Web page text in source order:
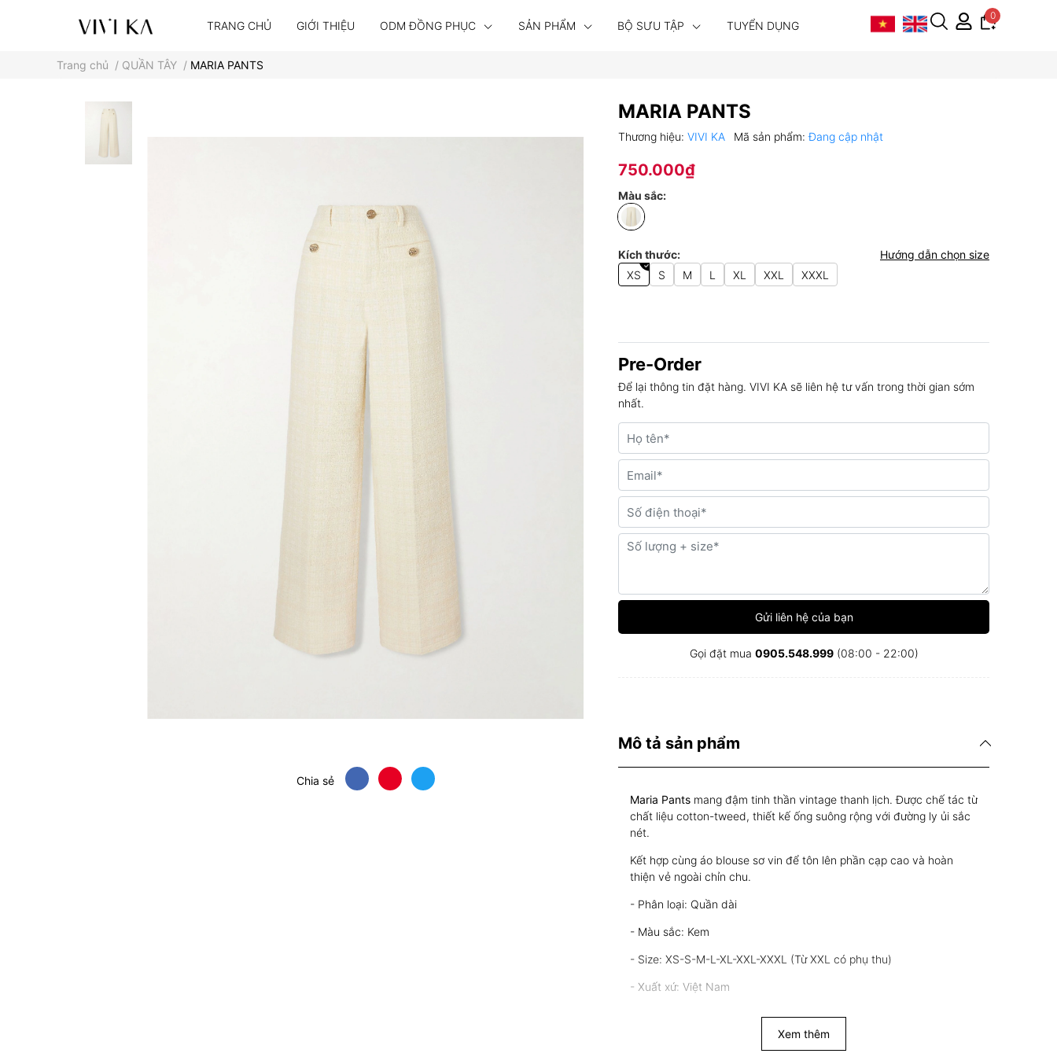
TRANG CHỦ GIỚI THIỆU ODM ĐỒNG PHỤC SẢN PHẨM BỘ SƯU TẬP TUYỂN DỤNG
0
Trang chủ / QUẦN TÂY / MARIA PANTS
Chia sẻ
MARIA PANTS
Thương hiệu: VIVI KA Mã sản phẩm:Đang cập nhật
750.000₫
Màu sắc:
Kích thước:
Hướng dẫn chọn size
XS
S M L XL XXL XXXL
Pre-Order
Để lại thông tin đặt hàng. VIVI KA sẽ liên hệ tư vấn trong thời gian sớm
nhất.
Gửi liên hệ của bạn
Gọi đặt mua 0905.548.999(08:00 - 22:00)
Mô tả sản phẩm
Maria Pants mang đậm tinh thần vintage thanh lịch. Được chế tác từ
chất liệu cotton-tweed, thiết kế ống suông rộng với đường ly ủi sắc
nét.
Kết hợp cùng áo blouse sơ vin để tôn lên phần cạp cao và hoàn
thiện vẻ ngoài chỉn chu.
- Phân loại: Quần dài
- Màu sắc: Kem
- Size: XS-S-M-L-XL-XXL-XXXL (Từ XXL có phụ thu)
- Xuất xứ: Việt Nam
Xem thêm